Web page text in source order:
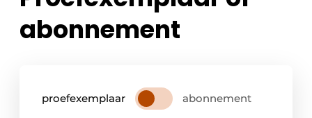
abonnement
proefexemplaar abonnement